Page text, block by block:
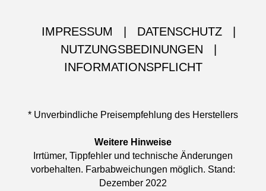
IMPRESSUM DATENSCHUTZ
NUTZUNGSBEDINUNGEN
INFORMATIONSPFLICHT
* Unverbindliche Preisempfehlung des Herstellers
Weitere Hinweise
Irrtümer, Tippfehler und technische Änderungen
vorbehalten. Farbabweichungen möglich. Stand:
Dezember 2022